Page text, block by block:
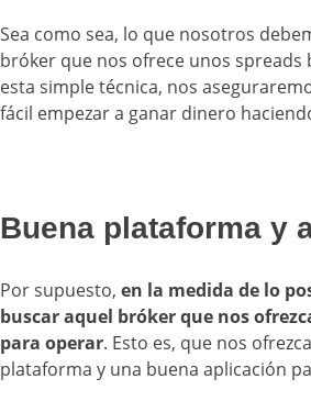
Sea como sea, lo que nosotros
bróker que nos ofrece unos spreads
esta simple técnica, nos
fácil empezar a ganar dinero
Buena plataforma y
Por supuesto, en la medida de lo
buscar aquel bróker que nos
para operar. Esto es, que nos
plataforma y una buena aplicación